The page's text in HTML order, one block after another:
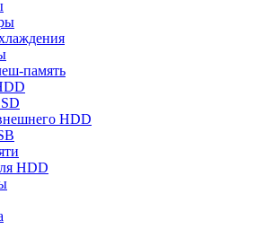
память
HDD
HDD